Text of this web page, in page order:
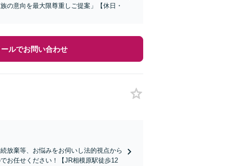
の意向を最大限尊重しご提案」【休日・
ールでお問い合わせ
放棄等、お悩みをお伺いし法的視点から
お任せください！【JR相模原駅徒歩12